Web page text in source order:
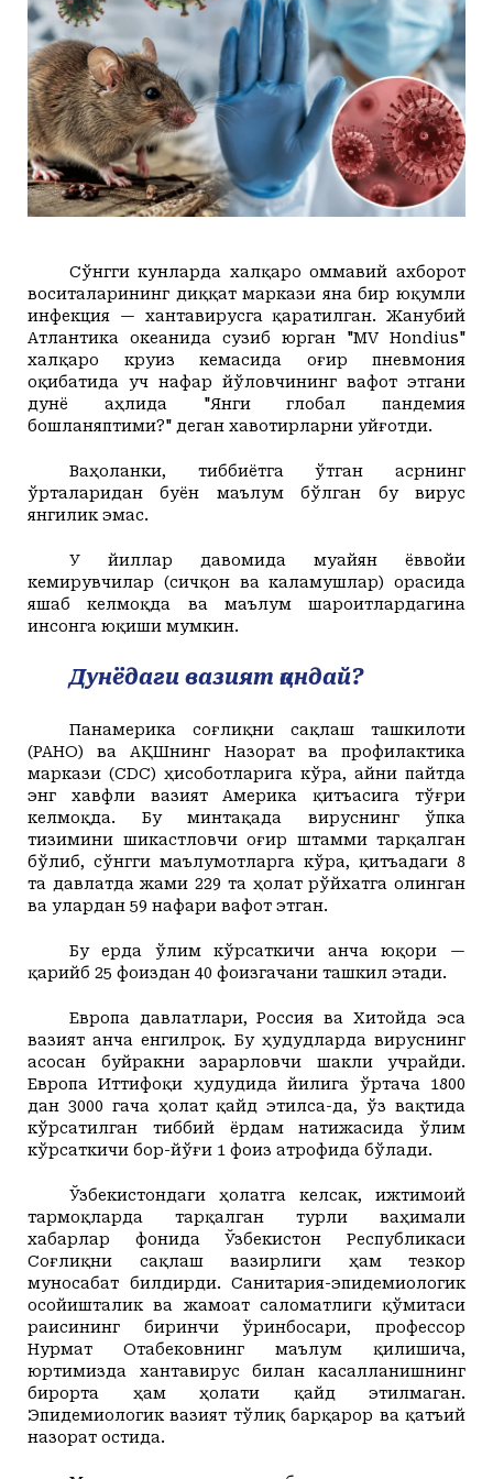
Маданият ва маърифат
КУТУБХОНА
Адабиёт
Илмий ишлар
Мақолалар
Касаба фаоллари учун қўлланмалар
БОШҚАЛАР
Суратлар сўзлаганда...
Колумнистлар
АРХИВ
Ўзбекистон журналистлари
Toshkent
Shahar
+20 c
Hozir
+20C
05:00
+20
06:00
+20C
07:00
+21C
08:00
+25C
09:00
+27C
O'z Ўз
Кириш
Juma, 07 +20 +20
Shanba, 08 +21 +20
Yakshanba, 09 +22 +20
Dushanba, 10 +24 +20
Seshanba, 11 +21 +20
Chorshanba, 12 +21 +20
Payshanba, 13 +22 +20
Juma, 14 +20 +20
Сўнгги кунларда халқаро оммавий ахборот
воситаларининг диққат маркази яна бир юқумли
инфекция — хантавирусга қаратилган. Жанубий
Атлантика океанида сузиб юрган "MV Hondius"
халқаро круиз кемасида оғир пневмония
оқибатида уч нафар йўловчининг вафот этгани
дунё аҳлида "Янги глобал пандемия
бошланяптими?" деган хавотирларни уйғотди.
Ваҳоланки, тиббиётга ўтган асрнинг
ўрталаридан буён маълум бўлган бу вирус
янгилик эмас.
У йиллар давомида муайян ёввойи
кемирувчилар (сичқон ва каламушлар) орасида
яшаб келмоқда ва маълум шароитлардагина
инсонга юқиши мумкин.
Дунёдаги вазият қандай?
Панамерика соғлиқни сақлаш ташкилоти
(PAHO) ва АҚШнинг Назорат ва профилактика
маркази (CDC) ҳисоботларига кўра, айни пайтда
энг хавфли вазият Америка қитъасига тўғри
келмоқда. Бу минтақада вируснинг ўпка
тизимини шикастловчи оғир штамми тарқалган
бўлиб, сўнгги маълумотларга кўра, қитъадаги 8
та давлатда жами 229 та ҳолат рўйхатга олинган
ва улардан 59 нафари вафот этган.
Бу ерда ўлим кўрсаткичи анча юқори —
қарийб 25 фоиздан 40 фоизгачани ташкил этади.
Европа давлатлари, Россия ва Хитойда эса
вазият анча енгилроқ. Бу ҳудудларда вируснинг
асосан буйракни зарарловчи шакли учрайди.
Европа Иттифоқи ҳудудида йилига ўртача 1800
дан 3000 гача ҳолат қайд этилса-да, ўз вақтида
кўрсатилган тиббий ёрдам натижасида ўлим
кўрсаткичи бор-йўғи 1 фоиз атрофида бўлади.
Ўзбекистондаги ҳолатга келсак, ижтимоий
тармоқларда тарқалган турли ваҳимали
хабарлар фонида Ўзбекистон Республикаси
Соғлиқни сақлаш вазирлиги ҳам тезкор
муносабат билдирди. Санитария-эпидемиологик
осойишталик ва жамоат саломатлиги қўмитаси
раисининг биринчи ўринбосари, профессор
Нурмат Отабековнинг маълум қилишича,
юртимизда хантавирус билан касалланишнинг
бирорта ҳам ҳолати қайд этилмаган.
Эпидемиологик вазият тўлиқ барқарор ва қатъий
назорат остида.